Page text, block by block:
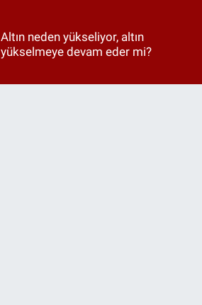
Altın neden yükseliyor, altın
yükselmeye devam eder mi?